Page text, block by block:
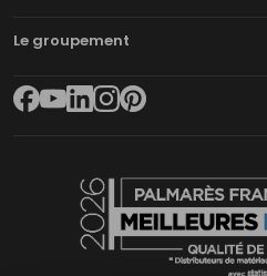
Le groupement